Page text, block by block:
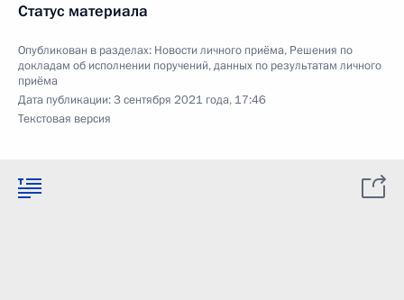
Статус материала
Опубликован в разделах: Новости личного приёма, Решения по
докладам об исполнении поручений, данных по результатам личного
приёма
Дата публикации:3 сентября 2021 года, 17:46
Текстовая версия